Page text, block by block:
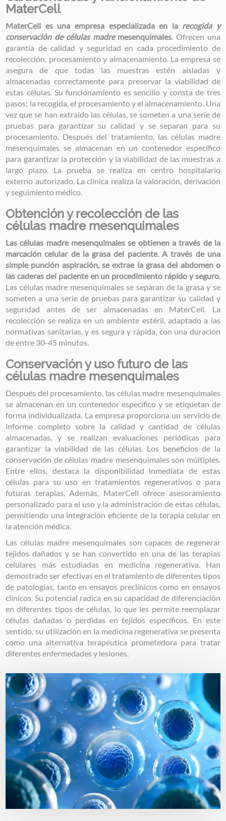
MaterCell
MaterCell es una empresa especializada en la recogida y
conservación de células madremesenquimales. Ofrecen una
garantía de calidad y seguridad en cada procedimiento de
recolección, procesamiento y almacenamiento. La empresa se
asegura de que todas las muestras estén aisladas y
almacenadas correctamente para preservar la viabilidad de
estas células. Su funcionamiento es sencillo y consta de tres
pasos: la recogida, el procesamiento y el almacenamiento. Una
vez que se han extraído las células, se someten a una serie de
pruebas para garantizar su calidad y se separan para su
procesamiento. Después del tratamiento, las células madre
mesenquimales se almacenan en un contenedor específico
para garantizar la protección y la viabilidad de las muestras a
largo plazo. La prueba se realiza en centro hospitalario
externo autorizado. La clínica realiza la valoración, derivación
y seguimiento médico.
Obtención y recolección de las
células madre mesenquimales
Las células madre mesenquimales se obtienen a través de la
marcación celular de la grasa del paciente. A través de una
simple punción aspiración, se extrae la grasa del abdomen o
las caderas del paciente en un procedimiento rápido y seguro.
Las células madre mesenquimales se separan de la grasa y se
someten a una serie de pruebas para garantizar su calidad y
seguridad antes de ser almacenadas en MaterCell. La
recolección se realiza en un ambiente estéril, adaptado a las
normativas sanitarias, y es segura y rápida, con una duración
de entre 30-45 minutos.
Conservación y uso futuro de las
células madre mesenquimales
Después del procesamiento, las células madre mesenquimales
se almacenan en un contenedor específico y se etiquetan de
forma individualizada. La empresa proporciona un servicio de
informe completo sobre la calidad y cantidad de células
almacenadas, y se realizan evaluaciones periódicas para
garantizar la viabilidad de las células. Los beneficios de la
conservación de células madre mesenquimales son múltiples.
Entre ellos, destaca la disponibilidad inmediata de estas
células para su uso en tratamientos regenerativos o para
futuras terapias. Además, MaterCell ofrece asesoramiento
personalizado para el uso y la administración de estas células,
permitiendo una integración eficiente de la terapia celular en
la atención médica.
Las células madre mesenquimales son capaces de regenerar
tejidos dañados y se han convertido en una de las terapias
celulares más estudiadas en medicina regenerativa. Han
demostrado ser efectivas en el tratamiento de diferentes tipos
de patologías, tanto en ensayos preclínicos como en ensayos
clínicos. Su potencial radica en su capacidad de diferenciación
en diferentes tipos de células, lo que les permite reemplazar
células dañadas o perdidas en tejidos específicos. En este
sentido, su utilización en la medicina regenerativa se presenta
como una alternativa terapéutica prometedora para tratar
diferentes enfermedades y lesiones.
Image